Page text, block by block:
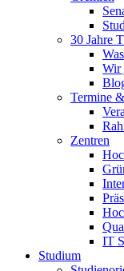
30 Jahre
Wir
Termine
Zentren
IT
Studium